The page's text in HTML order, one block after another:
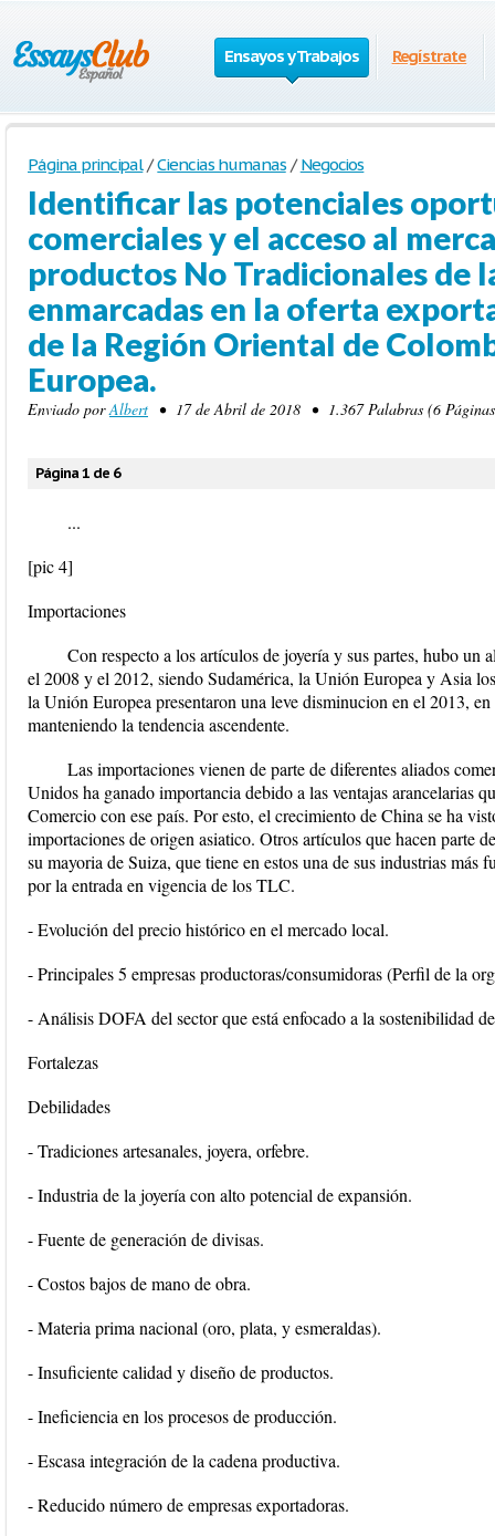
Ensayos y Trabajos Regístrate
Página principal / Ciencias humanas / Negocios
Identificar las potenciales
comerciales y el acceso al
productos No Tradicionales de
enmarcadas en la oferta
de la Región Oriental de
Europea.
Enviado porAlbert • 17 de Abril de 2018 • 1.367 Palabras (6
Página 1 de 6
...
[pic 4]
Importaciones
Con respecto a los artículos de joyería y sus partes, hubo un
el 2008 y el 2012, siendo Sudamérica, la Unión Europea y Asia
la Unión Europea presentaron una leve disminucion en el 2013,
manteniendo la tendencia ascendente.
Las importaciones vienen de parte de diferentes aliados
Unidos ha ganado importancia debido a las ventajas arancelarias
Comercio con ese país. Por esto, el crecimiento de China se ha
importaciones de origen asiatico. Otros artículos que hacen parte
su mayoria de Suiza, que tiene en estos una de sus industrias más
por la entrada en vigencia de los TLC.
- Evolución del precio histórico en el mercado local.
- Principales 5 empresas productoras/consumidoras (Perfil de la
- Análisis DOFA del sector que está enfocado a la sostenibilidad
Fortalezas
Debilidades
- Tradiciones artesanales, joyera, orfebre.
- Industria de la joyería con alto potencial de expansión.
- Fuente de generación de divisas.
- Costos bajos de mano de obra.
- Materia prima nacional (oro, plata, y esmeraldas).
- Insuficiente calidad y diseño de productos.
- Ineficiencia en los procesos de producción.
- Escasa integración de la cadena productiva.
- Reducido número de empresas exportadoras.